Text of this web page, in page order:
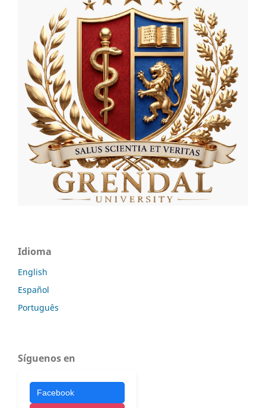
Idioma
English
Español
Português
Síguenos en
Facebook